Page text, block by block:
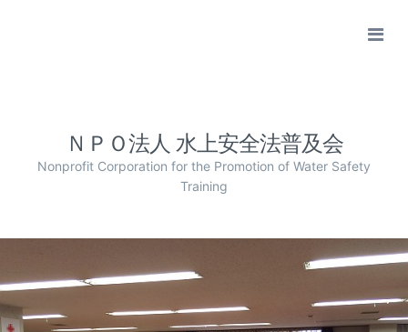
ＮＰＯ法人 水上安全法普及会
Nonprofit Corporation for the Promotion of Water Safety
Training